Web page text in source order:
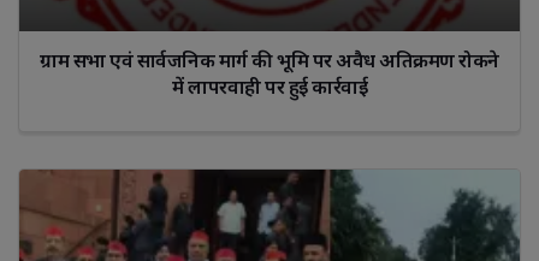
ग्राम सभा एवं सार्वजनिक मार्ग की भूमि पर अवैध अतिक्रमण रोकने
में लापरवाही पर हुई कार्रवाई